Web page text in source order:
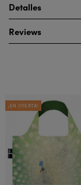
Detalles
Reviews
¡EN OFERTA!